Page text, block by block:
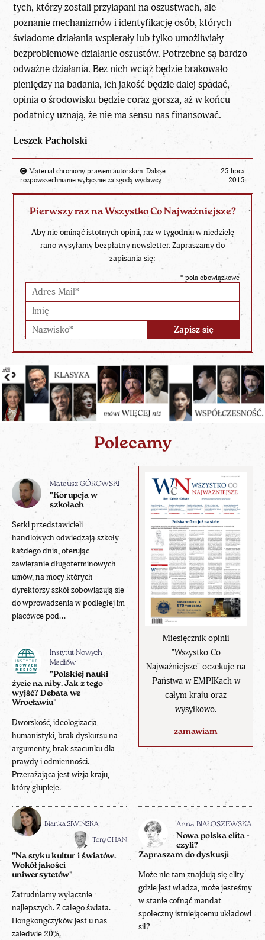
tych, którzy zostali przyłapani na oszustwach, ale
poznanie mechanizmów i identyfikację osób, których
świadome działania wspierały lub tylko umożliwiały
bezproblemowe działanie oszustów. Potrzebne są bardzo
odważne działania. Bez nich wciąż będzie brakowało
pieniędzy na badania, ich jakość będzie dalej spadać,
opinia o środowisku będzie coraz gorsza, aż w końcu
podatnicy uznają, że nie ma sensu nas finansować.
Leszek Pacholski
Materiał chroniony prawem autorskim. Dalsze
rozpowszechnianie wyłącznie za zgodą wydawcy.
25 lipca
2015
Pierwszy raz na Wszystko Co Najważniejsze?
Aby nie ominąć istotnych opinii, raz w tygodniu w niedzielę
rano wysyłamy bezpłatny newsletter. Zapraszamy do
zapisania się:
* pola obowiązkowe
Polecamy
Miesięcznik opinii
"Wszystko Co
Najważniejsze" oczekuje na
Państwa w EMPIKach w
całym kraju oraz
wysyłkowo.
zamawiam
Mateusz GÓROWSKI
"Korupcja w
szkołach
Setki przedstawicieli
handlowych odwiedzają szkoły
każdego dnia, oferując
zawieranie długoterminowych
umów, na mocy których
dyrektorzy szkół zobowiązują się
do wprowadzenia w podległej im
placówce pod...
Instytut Nowych
Mediów
"Polskiej nauki
życie na niby. Jak z tego
wyjść? Debata we
Wrocławiu"
Dworskość, ideologizacja
humanistyki, brak dyskursu na
argumenty, brak szacunku dla
prawdy i odmienności.
Przerażająca jest wizja kraju,
który głupieje.
Bianka SIWIŃSKA
Tony CHAN
"Na styku kultur i światów.
Wokół jakości
uniwersytetów"
Zatrudniamy wyłącznie
najlepszych. Z całego świata.
Hongkongczyków jest u nas
zaledwie 20%.
Anna BIAŁOSZEWSKA
Nowa polska elita -
czyli?
Zapraszam do dyskusji
Może nie tam znajdują się elity
gdzie jest władza, może jesteśmy
w stanie cofnąć mandat
społeczny istniejącemu układowi
sił?